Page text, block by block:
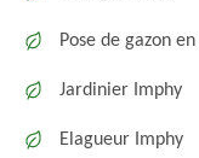
Pose de gazon
Jardinier Imphy
Elagueur Imphy